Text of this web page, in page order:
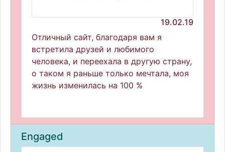
19.02.19
Отличный сайт, благодаря вам я
встретила друзей и любимого
человека, и переехала в другую страну,
о таком я раньше только мечтала, моя
жизнь изменилась на 100 %
Engaged